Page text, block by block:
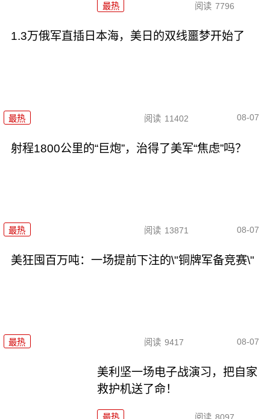
最热 阅读 7796
1.3万俄军直插日本海，美日的双线噩梦开始了
最热 阅读 11402 08-07
射程1800公里的“巨炮”，治得了美军“焦虑”吗？
最热 阅读 13871 08-07
美狂囤百万吨：一场提前下注的\"铜牌军备竞赛\"
最热 阅读 9417 08-07
美利坚一场电子战演习，把自家
救护机送了命！